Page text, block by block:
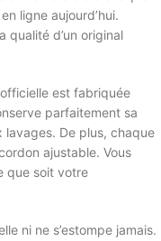
ligne aujourd’hui.
qualité d’un original
est fabriquée
parfaitement sa
lavages. De plus, chaque
ajustable. Vous
que soit votre
ni ne s’estompe jamais.